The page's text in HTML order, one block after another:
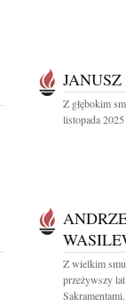
Z głębokim
listopada
Z wielkim
przeżywszy